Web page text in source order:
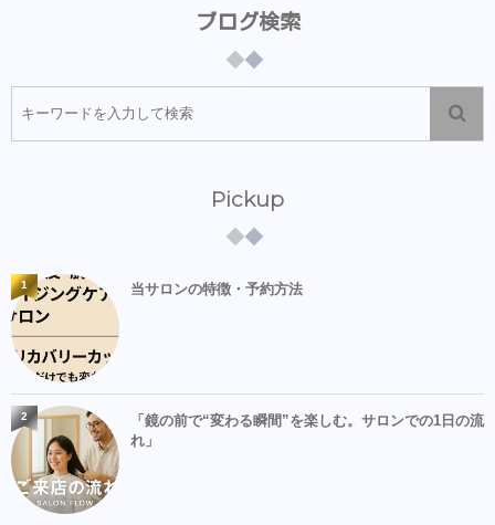
ブログ検索
Pickup
当サロンの特徴・予約方法
1
「鏡の前で“変わる瞬間”を楽しむ。サロンでの1日の流
れ」
2